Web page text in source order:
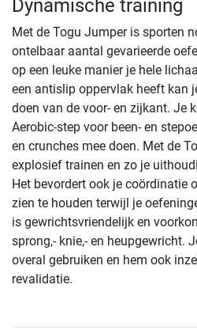
Dynamische training
Met de Togu Jumper is sporten
ontelbaar aantal gevarieerde
op een leuke manier je hele
een antislip oppervlak heeft kan
doen van de voor- en zijkant. Je
Aerobic-step voor been- en
en crunches mee doen. Met de
explosief trainen en zo je
Het bevordert ook je coördinatie
zien te houden terwijl je
is gewrichtsvriendelijk en
sprong,- knie,- en heupgewricht.
overal gebruiken en hem ook
revalidatie.